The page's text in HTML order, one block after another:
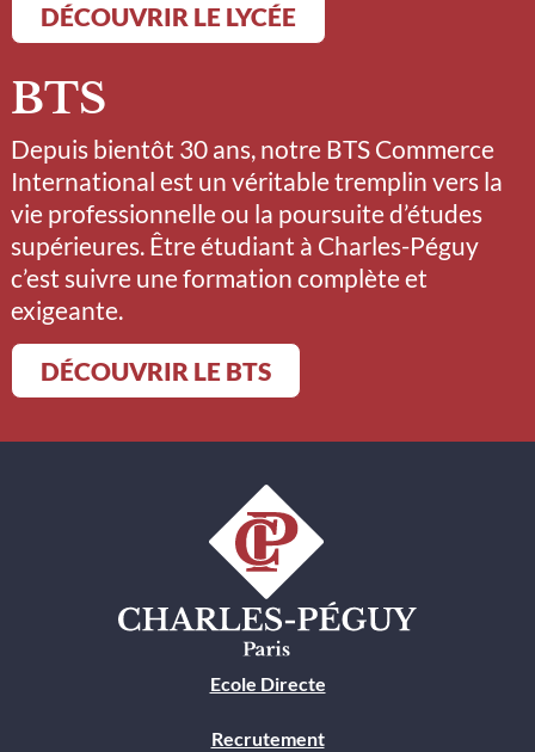
DÉCOUVRIR LE LYCÉE
BTS
Depuis bientôt 30 ans, notre BTS Commerce
International est un véritable tremplin vers la
vie professionnelle ou la poursuite d’études
supérieures. Être étudiant à Charles-Péguy
c’est suivre une formation complète et
exigeante.
DÉCOUVRIR LE BTS
Ecole Directe
Recrutement